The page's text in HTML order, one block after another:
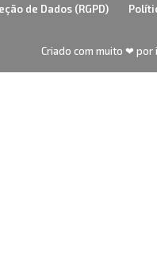
de Dados (RGPD)
Criado com muito ❤ por